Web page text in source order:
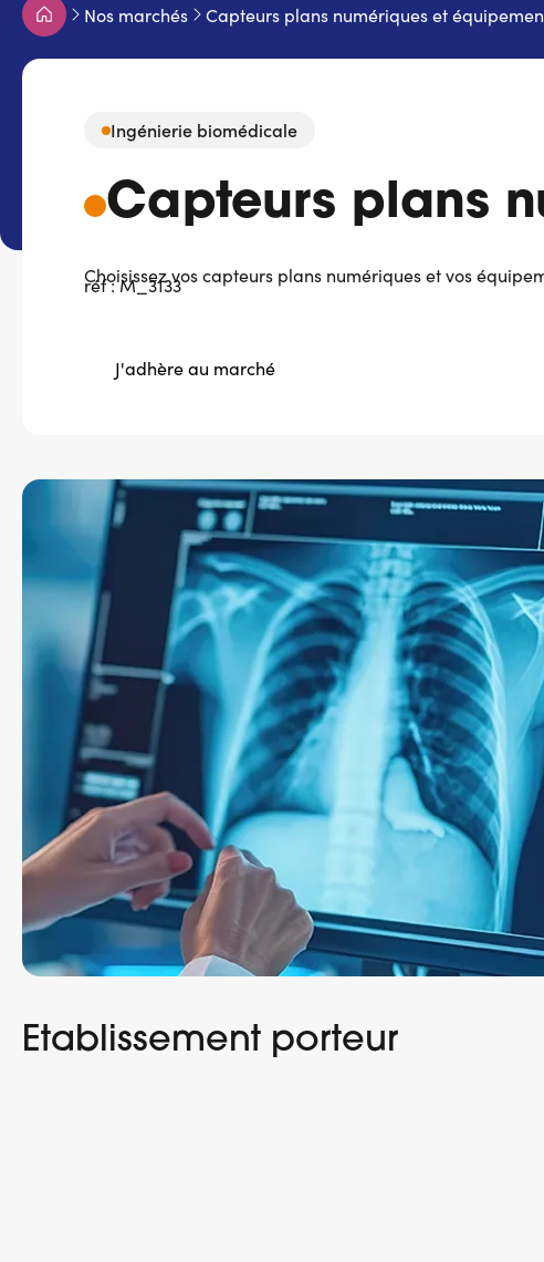
Fil
d'Ariane
Nos marchés Capteurs plans numériques et
Ingénierie biomédicale
Capteurs plans
Choisissez vos capteurs plans numériques et vos
réf : M_3133
J'adhère au marché
Etablissement porteur